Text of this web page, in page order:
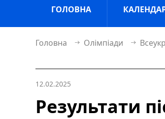
ГОЛОВНА
Головна Олімпіади
12.02.2025
Результати